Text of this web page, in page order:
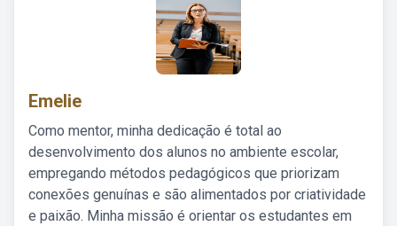
Emelie
Como mentor, minha dedicação é total ao
desenvolvimento dos alunos no ambiente escolar,
empregando métodos pedagógicos que priorizam
conexões genuínas e são alimentados por criatividade
e paixão. Minha missão é orientar os estudantes em